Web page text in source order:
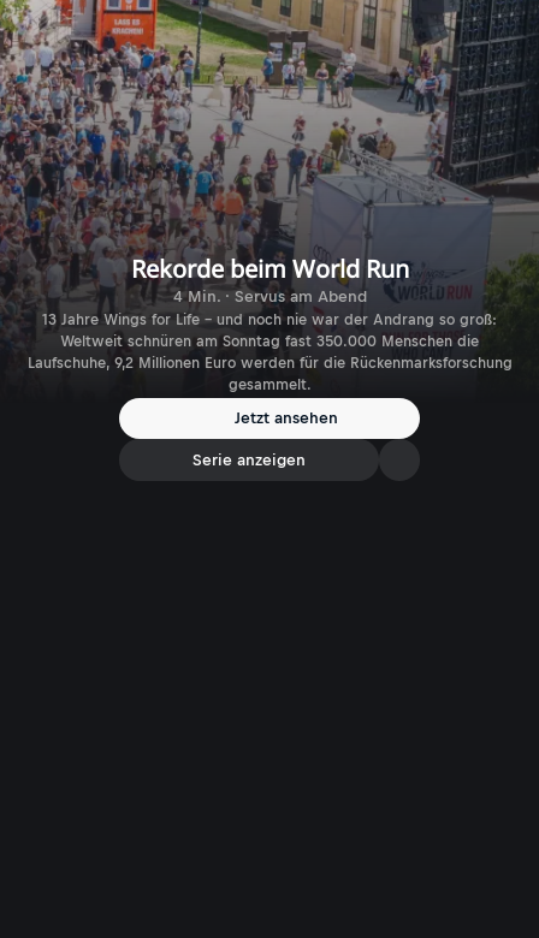
Rekorde beim World Run
4 Min. · Servus am Abend
13 Jahre Wings for Life – und noch nie war der Andrang so groß:
Weltweit schnüren am Sonntag fast 350.000 Menschen die
Laufschuhe, 9,2 Millionen Euro werden für die Rückenmarksforschung
gesammelt.
Jetzt ansehen
Serie anzeigen